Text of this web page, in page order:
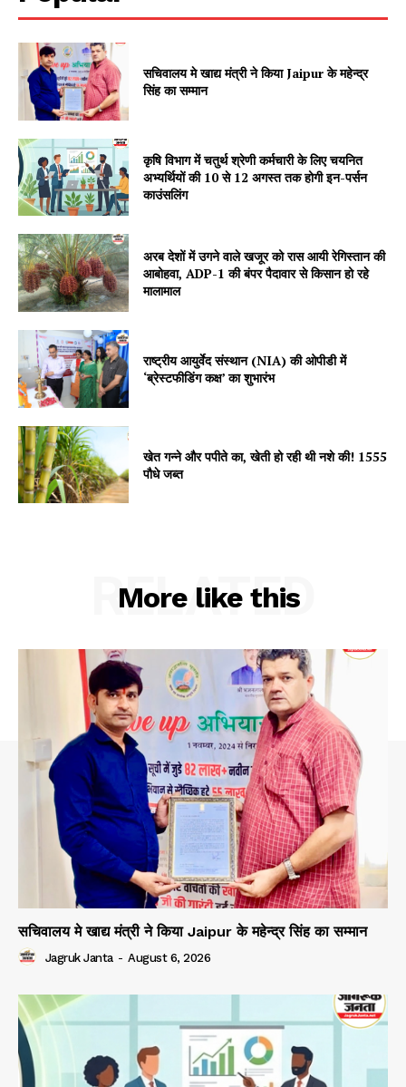
SUBSCRIBE NOW
Company
About
Contact us
Subscription Plans
My account
सचिवालय मे खाद्य मंत्री ने किया Jaipur के महेन्द्र
सिंह का सम्मान
कृषि विभाग में चतुर्थ श्रेणी कर्मचारी के लिए चयनित
अभ्यर्थियों की 10 से 12 अगस्त तक होगी इन-पर्सन
काउंसलिंग
अरब देशों में उगने वाले खजूर को रास आयी रेगिस्तान की
आबोहवा, ADP-1 की बंपर पैदावार से किसान हो रहे
मालामाल
राष्ट्रीय आयुर्वेद संस्थान (NIA) की ओपीडी में
‘ब्रेस्टफीडिंग कक्ष’ का शुभारंभ
खेत गन्ने और पपीते का, खेती हो रही थी नशे की! 1555
पौधे जब्त
More like this
RELATED
सचिवालय मे खाद्य मंत्री ने किया Jaipur के महेन्द्र सिंह का सम्मान
Jagruk Janta - August 6, 2026